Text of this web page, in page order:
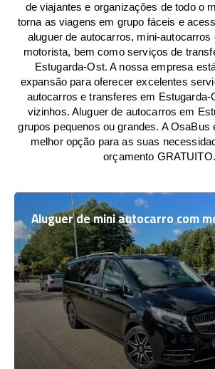
de viajantes e organizações de todo o
torna as viagens em grupo fáceis e
aluguer de autocarros, mini-
motorista, bem como serviços de
Estugarda-Ost. A nossa empresa
expansão para oferecer excelentes
autocarros e transferes em Estugarda-
vizinhos. Aluguer de autocarros em
grupos pequenos ou grandes. A OsaBus
melhor opção para as suas
orçamento GRATUITO.
Aluguer de mini autocarro com